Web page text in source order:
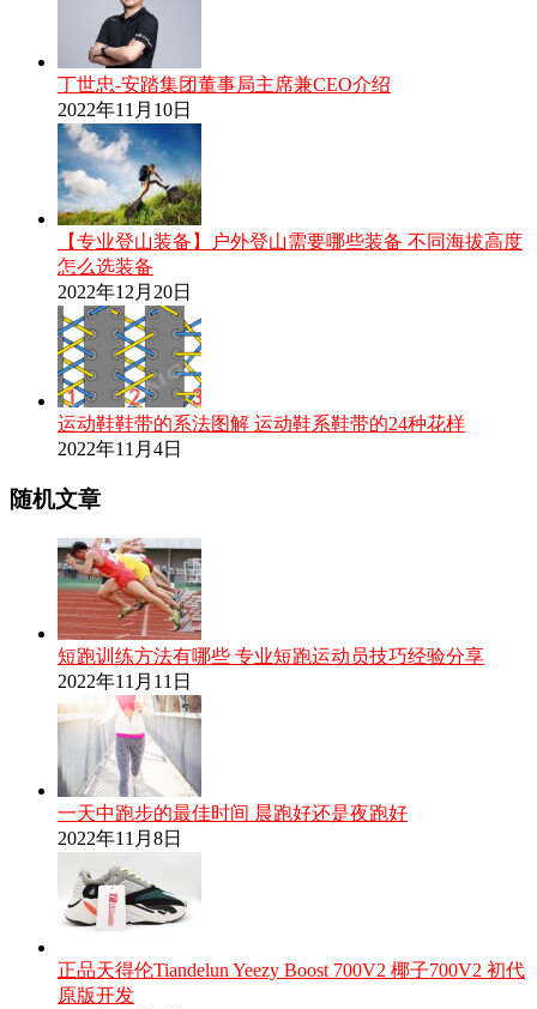
丁世忠-安踏集团董事局主席兼CEO介绍
2022年11月10日
【专业登山装备】户外登山需要哪些装备 不同海拔高度
怎么选装备
2022年12月20日
运动鞋鞋带的系法图解 运动鞋系鞋带的24种花样
2022年11月4日
随机文章
短跑训练方法有哪些 专业短跑运动员技巧经验分享
2022年11月11日
一天中跑步的最佳时间 晨跑好还是夜跑好
2022年11月8日
正品天得伦Tiandelun Yeezy Boost 700V2 椰子700V2 初代
原版开发